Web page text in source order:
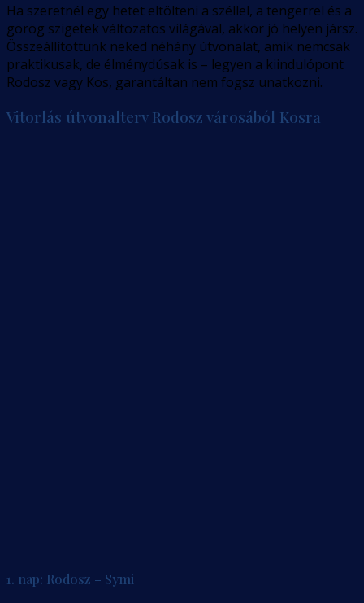
Ha szeretnél egy hetet eltölteni a széllel, a tengerrel és a
görög szigetek változatos világával, akkor jó helyen jársz.
Összeállítottunk neked néhány útvonalat, amik nemcsak
praktikusak, de élménydúsak is – legyen a kiindulópont
Rodosz vagy Kos, garantáltan nem fogsz unatkozni.
Vitorlás útvonalterv Rodosz városából Kosra
1. nap: Rodosz – Symi